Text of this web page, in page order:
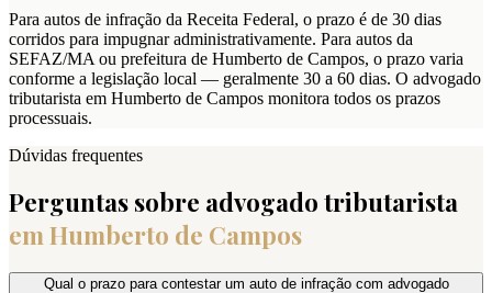
Para autos de infração da Receita Federal, o prazo é de 30 dias
corridos para impugnar administrativamente. Para autos da
SEFAZ/MA ou prefeitura de Humberto de Campos, o prazo varia
conforme a legislação local — geralmente 30 a 60 dias. O advogado
tributarista em Humberto de Campos monitora todos os prazos
processuais.
Dúvidas frequentes
Perguntas sobre advogado tributarista
emHumberto de Campos
Qual o prazo para contestar um auto de infração com advogado